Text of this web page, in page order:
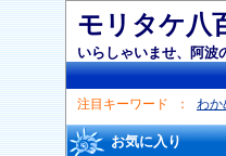
モリタケ
いらしゃいませ、阿波
注目キーワード わか
お気に入り